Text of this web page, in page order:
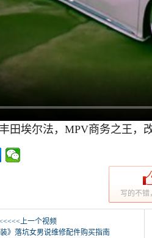
田埃尔法，MPV商务之王，
写的不错
上一个视频
》落坑女男说维修配件购买指南